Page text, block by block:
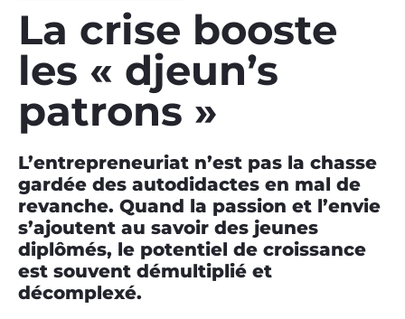
La crise booste
les « djeun’s
patrons »
L’entrepreneuriat n’est pas la chasse
gardée des autodidactes en mal de
revanche. Quand la passion et l’envie
s’ajoutent au savoir des jeunes
diplômés, le potentiel de croissance
est souvent démultiplié et
décomplexé.